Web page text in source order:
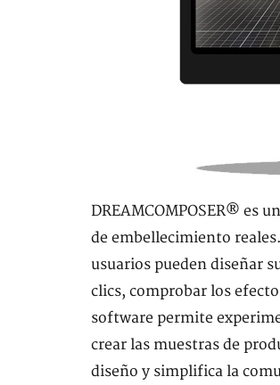
DREAMCOMPOSER® es
de embellecimiento
usuarios pueden diseñar
clics, comprobar los
software permite
crear las muestras de
diseño y simplifica la